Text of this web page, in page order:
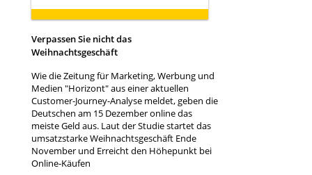
Verpassen Sie nicht das
Weihnachtsgeschäft
Wie die Zeitung für Marketing, Werbung und
Medien "Horizont" aus einer aktuellen
Customer-Journey-Analyse meldet, geben die
Deutschen am 15 Dezember online das
meiste Geld aus. Laut der Studie startet das
umsatzstarke Weihnachtsgeschäft Ende
November und Erreicht den Höhepunkt bei
Online-Käufen